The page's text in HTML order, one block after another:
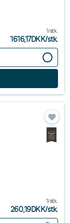
1/stk.
1616,17DKK/stk.
1/stk.
260,19DKK/stk.